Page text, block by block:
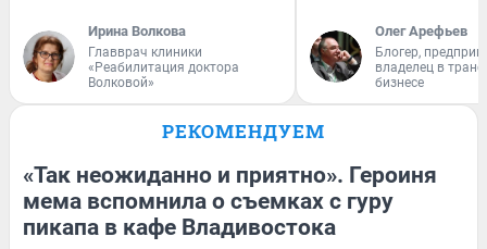
Ирина Волкова
Главврач клиники
«Реабилитация доктора
Волковой»
Олег Арефьев
Блогер,
владелец в
бизнесе
РЕКОМЕНДУЕМ
«Так неожиданно и приятно». Героиня
мема вспомнила о съемках с гуру
пикапа в кафе Владивостока